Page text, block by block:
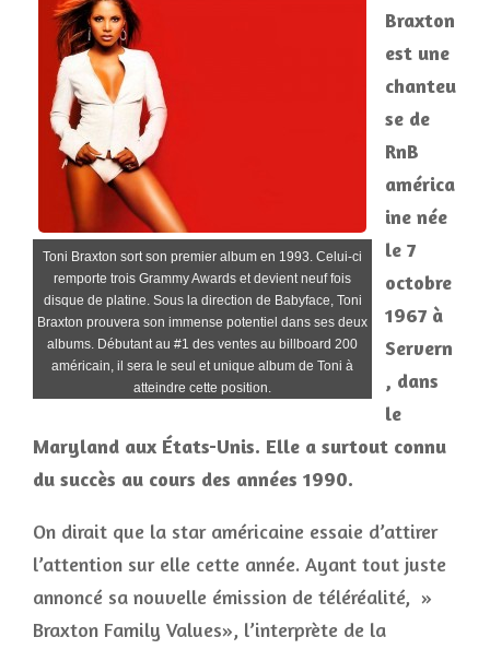
Toni Braxton sort son premier album en 1993. Celui-ci
remporte trois Grammy Awards et devient neuf fois
disque de platine. Sous la direction de Babyface, Toni
Braxton prouvera son immense potentiel dans ses deux
albums. Débutant au #1 des ventes au billboard 200
américain, il sera le seul et unique album de Toni à
atteindre cette position.
Braxton
est une
chanteu
se de
RnB
américa
ine née
le 7
octobre
1967 à
Servern
, dans
le
Maryland aux États-Unis. Elle a surtout connu
du succès au cours des années 1990.
On dirait que la star américaine essaie d’attirer
l’attention sur elle cette année. Ayant tout juste
annoncé sa nouvelle émission de téléréalité, »
Braxton Family Values», l’interprète de la